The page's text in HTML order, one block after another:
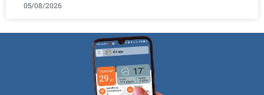
05/08/2026